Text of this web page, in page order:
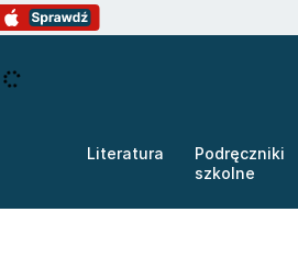
Literatura
Podręczniki
szkolne